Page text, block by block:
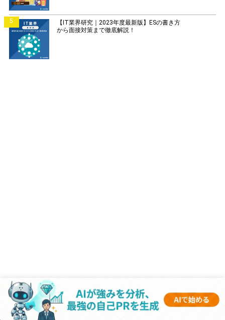
5
【IT業界研究｜2023年度最新版】ESの書き方
から面接対策まで徹底解説！